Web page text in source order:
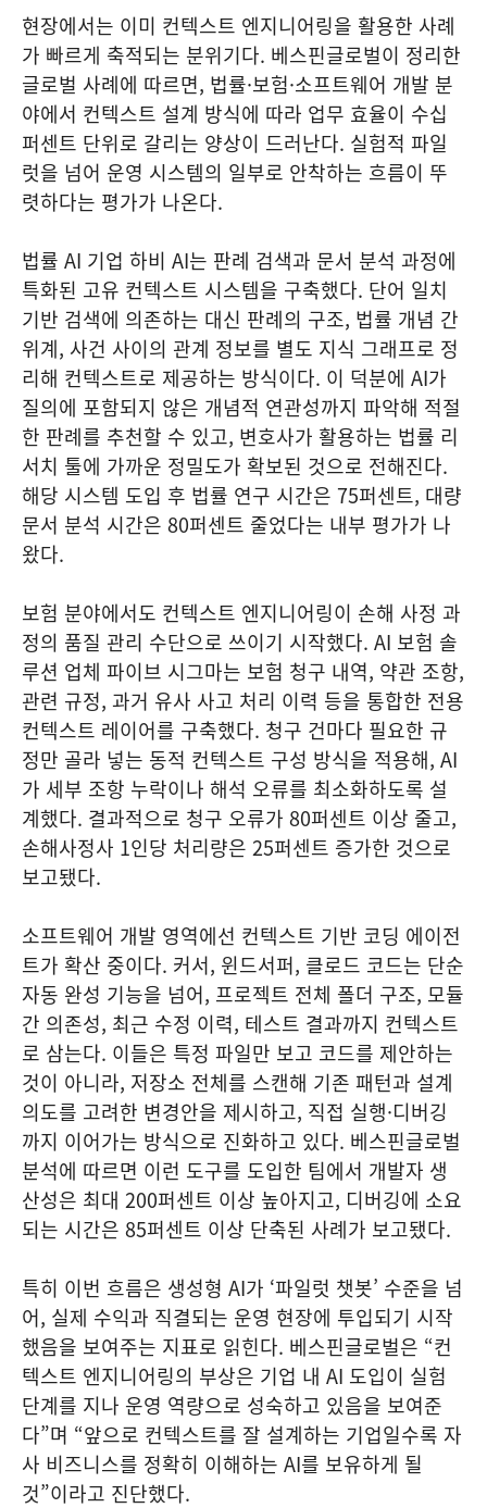
현장에서는 이미 컨텍스트 엔지니어링을 활용한 사례
가 빠르게 축적되는 분위기다. 베스핀글로벌이 정리한
글로벌 사례에 따르면, 법률·보험·소프트웨어 개발 분
야에서 컨텍스트 설계 방식에 따라 업무 효율이 수십
퍼센트 단위로 갈리는 양상이 드러난다. 실험적 파일
럿을 넘어 운영 시스템의 일부로 안착하는 흐름이 뚜
렷하다는 평가가 나온다.
법률 AI 기업 하비 AI는 판례 검색과 문서 분석 과정에
특화된 고유 컨텍스트 시스템을 구축했다. 단어 일치
기반 검색에 의존하는 대신 판례의 구조, 법률 개념 간
위계, 사건 사이의 관계 정보를 별도 지식 그래프로 정
리해 컨텍스트로 제공하는 방식이다. 이 덕분에 AI가
질의에 포함되지 않은 개념적 연관성까지 파악해 적절
한 판례를 추천할 수 있고, 변호사가 활용하는 법률 리
서치 툴에 가까운 정밀도가 확보된 것으로 전해진다.
해당 시스템 도입 후 법률 연구 시간은 75퍼센트, 대량
문서 분석 시간은 80퍼센트 줄었다는 내부 평가가 나
왔다.
보험 분야에서도 컨텍스트 엔지니어링이 손해 사정 과
정의 품질 관리 수단으로 쓰이기 시작했다. AI 보험 솔
루션 업체 파이브 시그마는 보험 청구 내역, 약관 조항,
관련 규정, 과거 유사 사고 처리 이력 등을 통합한 전용
컨텍스트 레이어를 구축했다. 청구 건마다 필요한 규
정만 골라 넣는 동적 컨텍스트 구성 방식을 적용해, AI
가 세부 조항 누락이나 해석 오류를 최소화하도록 설
계했다. 결과적으로 청구 오류가 80퍼센트 이상 줄고,
손해사정사 1인당 처리량은 25퍼센트 증가한 것으로
보고됐다.
소프트웨어 개발 영역에선 컨텍스트 기반 코딩 에이전
트가 확산 중이다. 커서, 윈드서퍼, 클로드 코드는 단순
자동 완성 기능을 넘어, 프로젝트 전체 폴더 구조, 모듈
간 의존성, 최근 수정 이력, 테스트 결과까지 컨텍스트
로 삼는다. 이들은 특정 파일만 보고 코드를 제안하는
것이 아니라, 저장소 전체를 스캔해 기존 패턴과 설계
의도를 고려한 변경안을 제시하고, 직접 실행·디버깅
까지 이어가는 방식으로 진화하고 있다. 베스핀글로벌
분석에 따르면 이런 도구를 도입한 팀에서 개발자 생
산성은 최대 200퍼센트 이상 높아지고, 디버깅에 소요
되는 시간은 85퍼센트 이상 단축된 사례가 보고됐다.
특히 이번 흐름은 생성형 AI가 ‘파일럿 챗봇’ 수준을 넘
어, 실제 수익과 직결되는 운영 현장에 투입되기 시작
했음을 보여주는 지표로 읽힌다. 베스핀글로벌은 “컨
텍스트 엔지니어링의 부상은 기업 내 AI 도입이 실험
단계를 지나 운영 역량으로 성숙하고 있음을 보여준
다”며 “앞으로 컨텍스트를 잘 설계하는 기업일수록 자
사 비즈니스를 정확히 이해하는 AI를 보유하게 될
것”이라고 진단했다.